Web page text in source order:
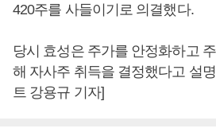
420주를 사들이기로 의결했다.
당시 효성은 주가를 안정화하고
해 자사주 취득을 결정했다고 설
트 강용규 기자]